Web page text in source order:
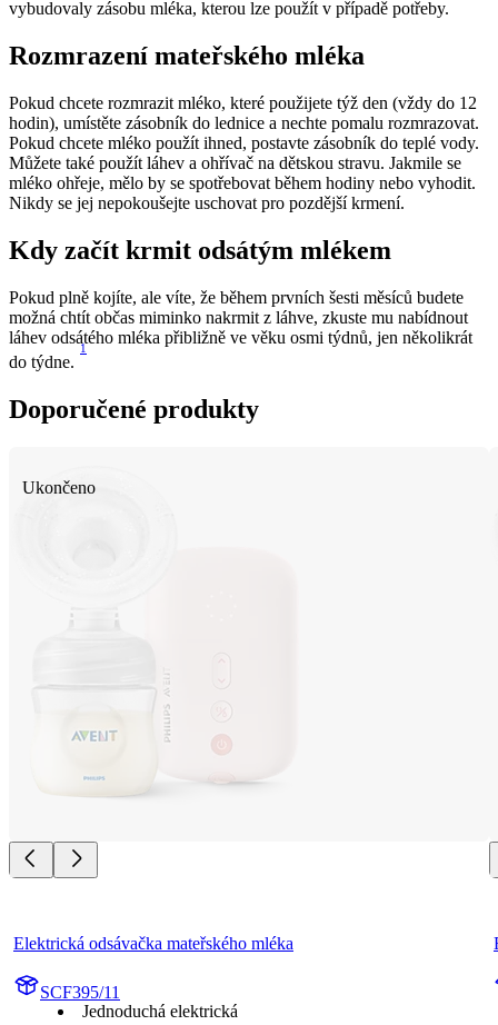
Pokud chcete rozmrazit mléko, které použijete týž den (vždy do 12
hodin), umístěte zásobník do lednice a nechte pomalu rozmrazovat.
Pokud chcete mléko použít ihned, postavte zásobník do teplé vody.
Můžete také použít láhev a ohřívač na dětskou stravu. Jakmile se
mléko ohřeje, mělo by se spotřebovat během hodiny nebo vyhodit.
Pokud plně kojíte, ale víte, že během prvních šesti měsíců budete
možná chtít občas miminko nakrmit z láhve, zkuste mu nabídnout
láhev odsátého mléka přibližně ve věku osmi týdnů, jen několikrát
do týdne.
1
Doporučené produkty
Ukončeno
Elektrická odsávačka mateřského mléka
SCF395/11
Jednoduchá elektrická